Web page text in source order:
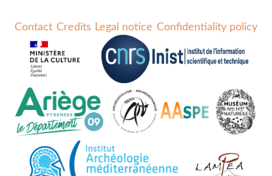
Contact Credits Legal notice Confidentiality policy